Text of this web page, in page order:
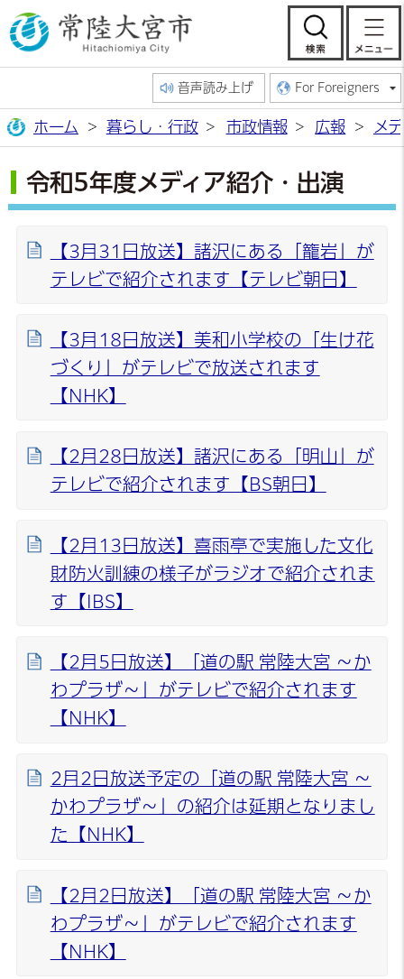
常陸大宮市公
検
音声読み上げ For Foreigners
ホーム 暮らし・行政 市政情報 広報 メ
令和5年度メディア紹介・出演
【3月31日放送】諸沢にある「籠岩」が
テレビで紹介されます【テレビ朝日】
【3月18日放送】美和小学校の「生け花
づくり」がテレビで放送されます
【NHK】
【2月28日放送】諸沢にある「明山」が
テレビで紹介されます【BS朝日】
【2月13日放送】喜雨亭で実施した文化
財防火訓練の様子がラジオで紹介されま
す【IBS】
【2月5日放送】「道の駅 常陸大宮 ～か
わプラザ～」がテレビで紹介されます
【NHK】
2月2日放送予定の「道の駅 常陸大宮 ～
かわプラザ～」の紹介は延期となりまし
た【NHK】
【2月2日放送】「道の駅 常陸大宮 ～か
わプラザ～」がテレビで紹介されます
【NHK】